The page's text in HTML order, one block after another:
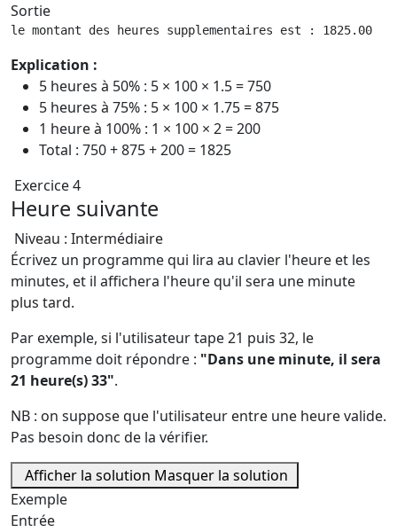
Sortie
le montant des heures supplementaires est : 1825.00
Explication :
5 heures à 50% : 5 × 100 × 1.5 = 750
5 heures à 75% : 5 × 100 × 1.75 = 875
1 heure à 100% : 1 × 100 × 2 = 200
Total : 750 + 875 + 200 = 1825
Exercice 4
Heure suivante
Niveau : Intermédiaire
Écrivez un programme qui lira au clavier l'heure et les
minutes, et il affichera l'heure qu'il sera une minute
plus tard.
Par exemple, si l'utilisateur tape 21 puis 32, le
programme doit répondre : "Dans une minute, il sera
21 heure(s) 33".
NB : on suppose que l'utilisateur entre une heure valide.
Pas besoin donc de la vérifier.
Afficher la solution Masquer la solution
Exemple
Entrée